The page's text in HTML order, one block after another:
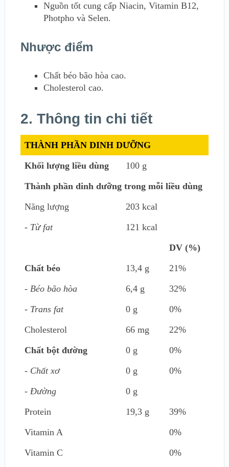
Nguồn tốt cung cấp Niacin, Vitamin B12,
Photpho và Selen.
Nhược điểm
Chất béo bão hòa cao.
Cholesterol cao.
2. Thông tin chi tiết
THÀNH PHẦN DINH DƯỠNG
Khối lượng liều dùng
100 g
Thành phần dinh dưỡng trong mỗi liều dùng
Năng lượng
203 kcal
- Từ fat
121 kcal
DV (%)
Chất béo
13,4 g
21%
- Béo bão hòa
6,4 g
32%
- Trans fat
0 g
0%
Cholesterol
66 mg
22%
Chất bột đường
0 g
0%
- Chất xơ
0 g
0%
- Đường
0 g
Protein
19,3 g
39%
Vitamin A
0%
Vitamin C
0%